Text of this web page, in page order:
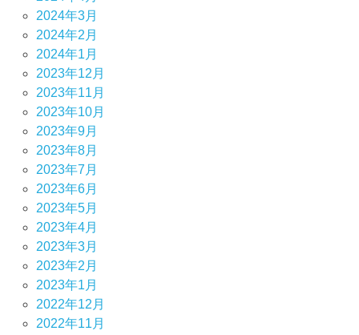
2024年3月
2024年2月
2024年1月
2023年12月
2023年11月
2023年10月
2023年9月
2023年8月
2023年7月
2023年6月
2023年5月
2023年4月
2023年3月
2023年2月
2023年1月
2022年12月
2022年11月